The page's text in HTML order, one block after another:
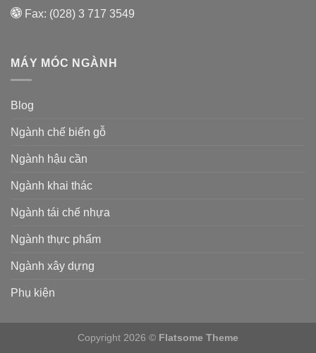
Fax: (028) 3 717 3549
MÁY MÓC NGÀNH
Blog
Ngành chế biến gỗ
Ngành hậu cần
Ngành khai thác
Ngành tái chế nhựa
Ngành thực phẩm
Ngành xây dựng
Phụ kiện
Copyright 2026 © Flatsome Theme